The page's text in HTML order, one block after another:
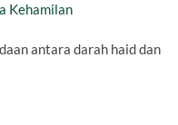
Kehamilan
antara darah haid dan